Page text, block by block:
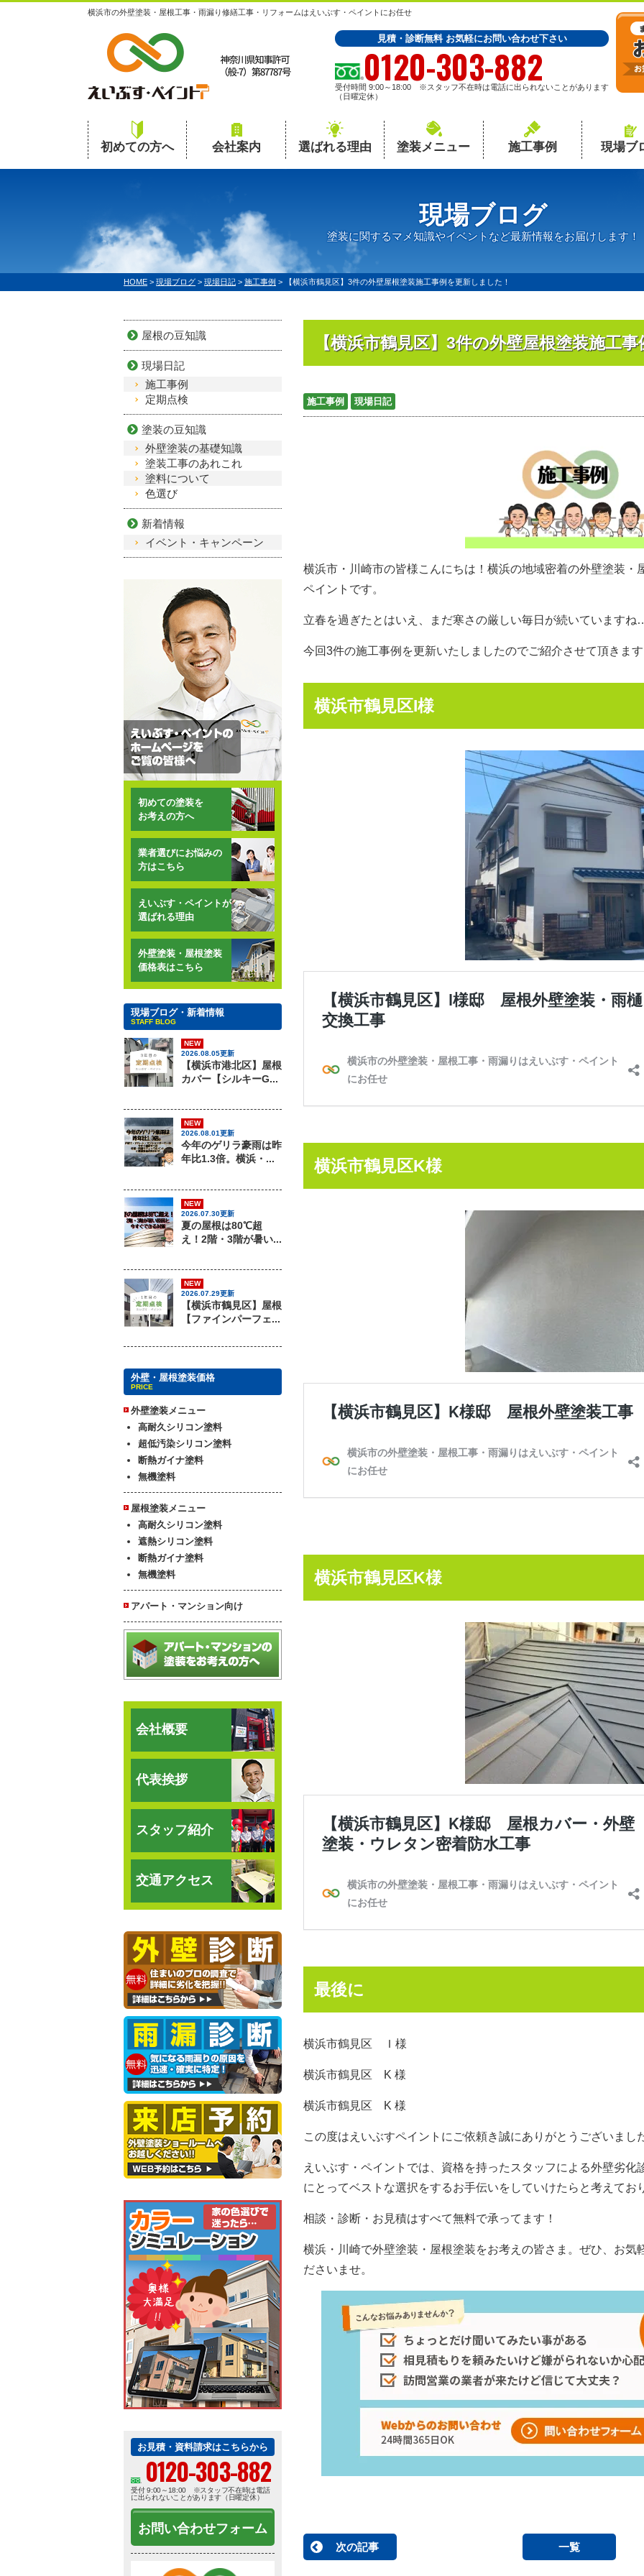
横浜市の外壁塗装・屋根工事・雨漏り修繕工事・リフォームはえいぶす・ペイントにお任せ
見積・診断無料 お気軽にお問い合わせ下さい
0120-303-882
受付時間 9:00～18:00 ※スタッフ不在時は電話に出られないことがあります
（日曜定休）
初めての方へ 会社案内 選ばれる理由 塗装メニュー 施工事例 現場ブ
現場ブログ
塗装に関するマメ知識やイベントなど最新情報をお届けします！
HOME > 現場ブログ > 現場日記 > 施工事例 > 【横浜市鶴見区】3件の外壁屋根塗装施工事例を更新しました！
【横浜市鶴見区】3件の外壁屋根塗装施工
施工事例 現場日記
横浜市・川崎市の皆様こんにちは！ 横浜の地域密着の外壁塗装・
ペイントです。
立春を過ぎたとはいえ、まだ寒さの厳しい毎日が続いています
今回3件の施工事例を更新いたしましたのでご紹介させて頂きま
横浜市鶴見区I様
横浜市鶴見区K様
横浜市鶴見区K様
最後に
横浜市鶴見区 Ｉ様
横浜市鶴見区 K 様
横浜市鶴見区 K 様
この度はえいぶすペイントにご依頼き誠にありがとうございまし
えいぶす・ペイントでは、資格を持ったスタッフによる外壁劣
にとってベストな選択をするお手伝いをしていけたらと考えてお
相談・診断・お見積はすべて無料で承ってます！
横浜・川崎で外壁塗装・屋根塗装をお考えの皆さま。ぜひ、お気
ださいませ。
次の記事 一覧
屋根の豆知識
現場日記
施工事例
定期点検
塗装の豆知識
外壁塗装の基礎知識
塗装工事のあれこれ
塗料について
色選び
新着情報
イベント・キャンペーン
初めての塗装を
お考えの方へ
業者選びにお悩みの
方はこちら
えいぶす・ペイントが
選ばれる理由
外壁塗装・屋根塗装
価格表はこちら
現場ブログ・新着情報
STAFF BLOG
NEW
2026.08.05更新
【横浜市港北区】屋根
カバー【シルキーG...
NEW
2026.08.01更新
今年のゲリラ豪雨は昨
年比1.3倍。横浜・...
NEW
2026.07.30更新
夏の屋根は80℃超
え！2階・3階が暑い...
NEW
2026.07.29更新
【横浜市鶴見区】屋根
【ファインパーフェ...
外壁・屋根塗装価格
PRICE
外壁塗装メニュー
高耐久シリコン塗料
超低汚染シリコン塗料
断熱ガイナ塗料
無機塗料
屋根塗装メニュー
高耐久シリコン塗料
遮熱シリコン塗料
断熱ガイナ塗料
無機塗料
アパート・マンション向け
会社概要
代表挨拶
スタッフ紹介
交通アクセス
お見積・資料請求はこちらから
0120-303-882
受付 9:00～18:00 ※スタッフ不在時は電話
に出られないことがあります（日曜定休）
お問い合わせフォーム